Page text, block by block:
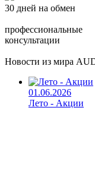
30 дней на обмен
профессиональные
консультации
Новости из мира
01.06.2026
Лето - Акции